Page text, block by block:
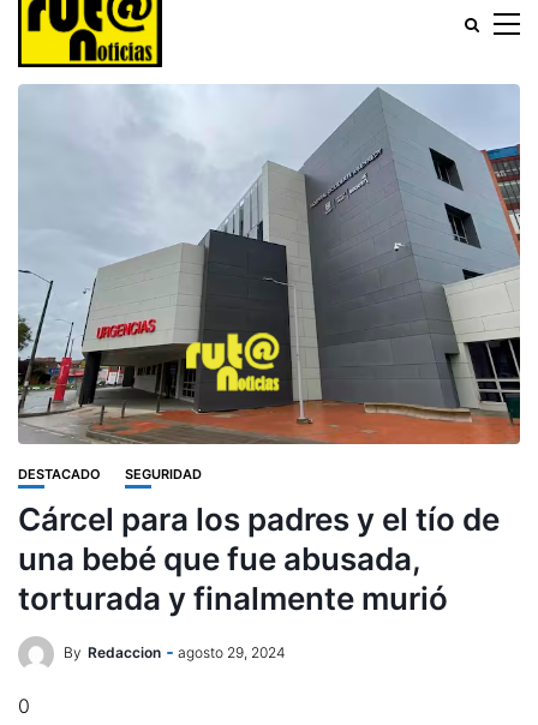
DESTACADO SEGURIDAD
Cárcel para los padres y el tío de
una bebé que fue abusada,
torturada y finalmente murió
By Redaccion agosto 29, 2024
0